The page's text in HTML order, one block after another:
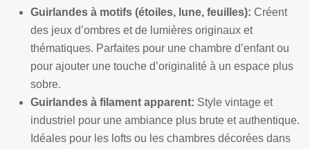
Guirlandes à motifs (étoiles, lune, feuilles): Créent
des jeux d’ombres et de lumières originaux et
thématiques. Parfaites pour une chambre d’enfant ou
pour ajouter une touche d’originalité à un espace plus
sobre.
Guirlandes à filament apparent: Style vintage et
industriel pour une ambiance plus brute et authentique.
Idéales pour les lofts ou les chambres décorées dans